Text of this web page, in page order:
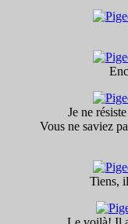
Je ne
Vous ne saviez
Tiens,